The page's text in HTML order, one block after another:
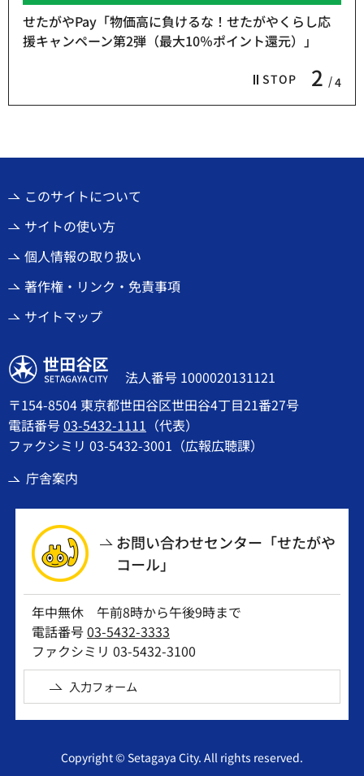
STOP 2 4
せたがやPay「物価高に負けるな！せたがやくらし応
援キャンペーン第2弾（最大10％ポイント還元）」
このサイトについて
サイトの使い方
個人情報の取り扱い
著作権・リンク・免責事項
サイトマップ
世田谷区
法人番号 1000020131121
〒154-8504 東京都世田谷区世田谷4丁目21番27号
電話番号03-5432-1111 （代表）
ファクシミリ 03-5432-3001（広報広聴課）
庁舎案内
お問い合わせセンター「せたがや
コール」
年中無休 午前8時から午後9時まで
電話番号03-5432-3333
ファクシミリ 03-5432-3100
入力フォーム
Copyright © Setagaya City. All rights reserved.